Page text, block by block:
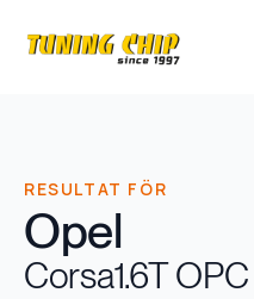
RESULTAT FÖR
Opel
Corsa1.6T